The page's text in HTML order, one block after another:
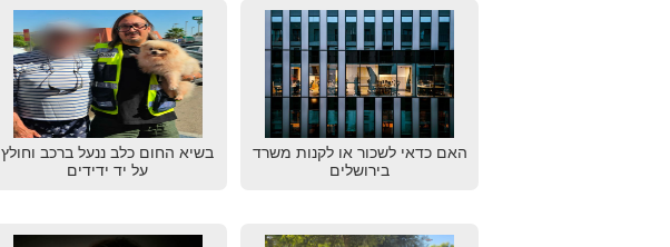
האם כדאי לשכור או לקנות משרד
בירושלים
בשיא החום כלב ננעל ברכב וחולץ
על יד ידידים